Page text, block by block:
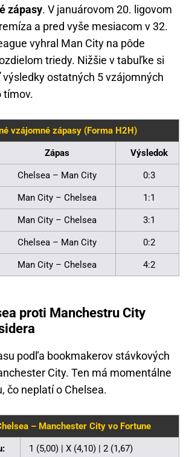
zápasy. V januárovom 20. ligovom
a pred vyše mesiacom v 32.
vyhral Man City na pôde
triedy. Nižšie v tabuľke si
ostatných 5 vzájomných
tímov.
vzájomné zápasy (Forma H2H)
Zápas Výsledok
Chelsea – Man City 0:3
Man City – Chelsea 1:1
Man City – Chelsea 3:1
Chelsea – Man City 0:2
Man City – Chelsea 4:2
proti Manchestru City
podľa bookmakerov stávkových
City. Ten má momentálne
čo neplatí o Chelsea.
– Manchester City vo Fortune
1 (5,00) | X (4,10) | 2 (1,67)